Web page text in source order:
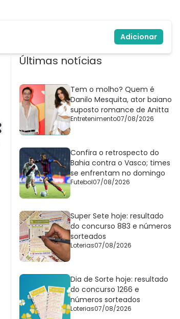
Adicionar
Últimas notícias
Tem o molho? Quem é
Danilo Mesquita, ator baiano
suposto romance de Anitta
Entretenimento07/08/2026
Confira o retrospecto do
Bahia contra o Vasco; times
se enfrentam no domingo
Futebol07/08/2026
Super Sete hoje: resultado
do concurso 883 e números
sorteados
Loterias07/08/2026
Dia de Sorte hoje: resultado
do concurso 1266 e
números sorteados
Loterias07/08/2026